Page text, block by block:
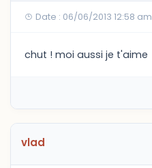
Date : 06/06/2013 12:58 am
chut ! moi aussi je t'aime
vlad